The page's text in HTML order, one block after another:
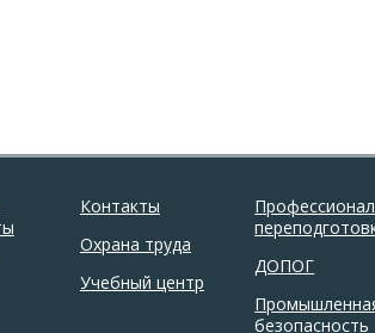
Контакты
Охрана труда
Учебный центр
ДОПОГ
безопасность